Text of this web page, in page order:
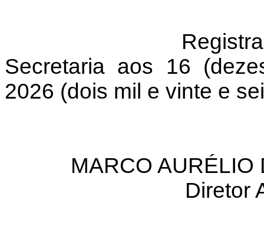
Secretaria aos 16
2026 (dois mil e vinte e
MARCO
Diretor